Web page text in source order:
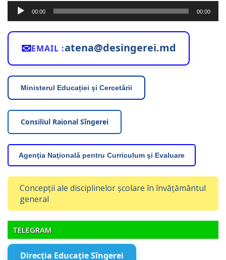
Player
audio
00:00 00:00
✉EMAIL :atena@desingerei.md
Ministerul Educației și Cercetării
Consiliul Raional Sîngerei
Agenţia Naţională pentru Curriculum şi Evaluare
Concepții ale disciplinelor școlare în învățământul
general
TELEGRAM
Direcția Educație Sîngerei